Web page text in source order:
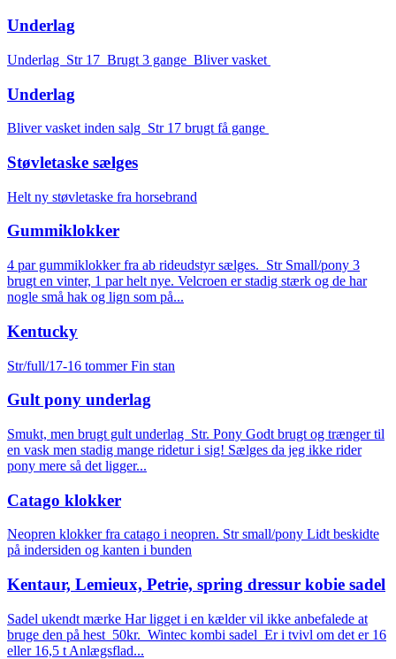
Underlag
Underlag Str 17 Brugt 3 gange Bliver vasket
Underlag
Bliver vasket inden salg Str 17 brugt få gange
Støvletaske sælges
Helt ny støvletaske fra horsebrand
Gummiklokker
4 par gummiklokker fra ab rideudstyr sælges. Str Small/pony 3
brugt en vinter, 1 par helt nye. Velcroen er stadig stærk og de har
nogle små hak og lign som på...
Kentucky
Str/full/17-16 tommer Fin stan
Gult pony underlag
Smukt, men brugt gult underlag Str. Pony Godt brugt og trænger til
en vask men stadig mange ridetur i sig! Sælges da jeg ikke rider
pony mere så det ligger...
Catago klokker
Neopren klokker fra catago i neopren. Str small/pony Lidt beskidte
på indersiden og kanten i bunden
Kentaur, Lemieux, Petrie, spring dressur kobie sadel
Sadel ukendt mærke Har ligget i en kælder vil ikke anbefalede at
bruge den på hest 50kr. Wintec kombi sadel Er i tvivl om det er 16
eller 16,5 t Anlægsflad...